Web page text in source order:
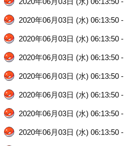
2020年06月03日 (水) 06:13:50 -
2020年06月03日 (水) 06:13:50 -
2020年06月03日 (水) 06:13:50 -
2020年06月03日 (水) 06:13:50 -
2020年06月03日 (水) 06:13:50 -
2020年06月03日 (水) 06:13:50 -
2020年06月03日 (水) 06:13:50 -